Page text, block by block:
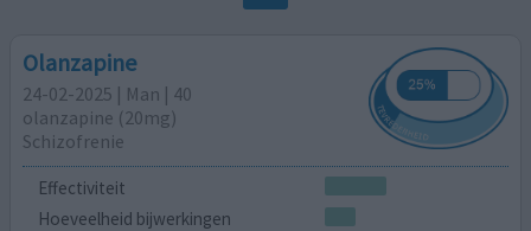
Olanzapine
24-02-2025 | Man | 40
olanzapine (20mg)
Schizofrenie
Effectiviteit
Hoeveelheid bijwerkingen